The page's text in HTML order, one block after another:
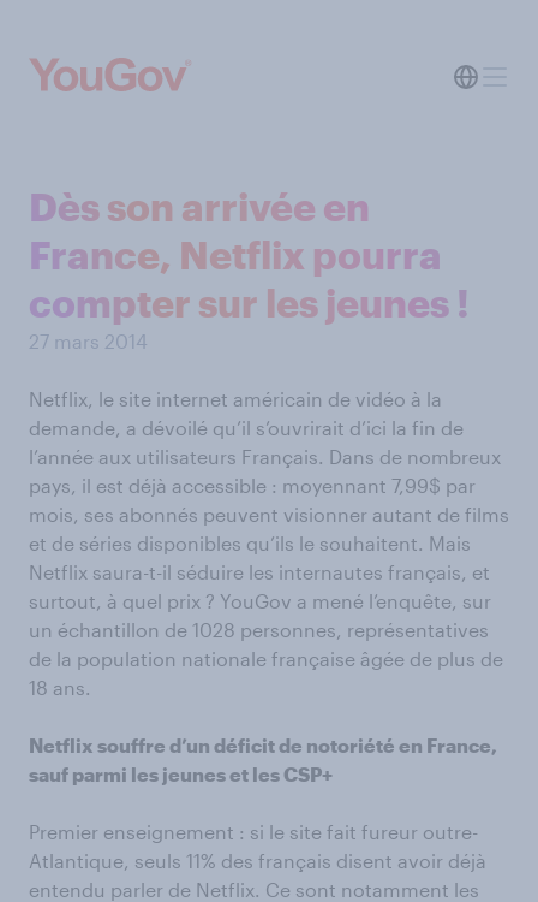
Dès son arrivée en
France, Netflix pourra
compter sur les jeunes !
27 mars 2014
Netflix, le site internet américain de vidéo à la
demande, a dévoilé qu’il s’ouvrirait d’ici la fin de
l’année aux utilisateurs Français. Dans de nombreux
pays, il est déjà accessible : moyennant 7,99$ par
mois, ses abonnés peuvent visionner autant de films
et de séries disponibles qu’ils le souhaitent. Mais
Netflix saura-t-il séduire les internautes français, et
surtout, à quel prix ? YouGov a mené l’enquête, sur
un échantillon de 1028 personnes, représentatives
de la population nationale française âgée de plus de
18 ans.
Netflix souffre d’un déficit de notoriété en France,
sauf parmi les jeunes et les CSP+
Premier enseignement : si le site fait fureur outre-
Atlantique, seuls 11% des français disent avoir déjà
entendu parler de Netflix. Ce sont notamment les